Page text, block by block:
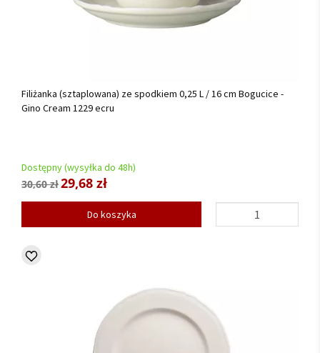
Filiżanka (sztaplowana) ze spodkiem 0,25 L / 16 cm Bogucice -
Gino Cream 1229 ecru
Dostępny (wysyłka do 48h)
30,60 zł29,68 zł
Do koszyka